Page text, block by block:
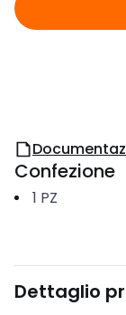
Confezione
1 PZ
Dettaglio